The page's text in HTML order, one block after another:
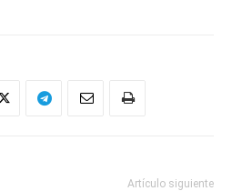
Artículo siguiente